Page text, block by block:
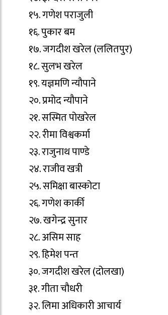
१५. गणेश पराजुली
१६. पुकार बम
१७. जगदीश खरेल (ललितपुर)
१८. सुलभ खरेल
१९. यज्ञमणि न्यौपाने
२०. प्रमोद न्यौपाने
२१. सस्मित पोखरेल
२२. रीमा विश्वकर्मा
२३. राजुनाथ पाण्डे
२४. राजीव खत्री
२५. समिक्षा बास्कोटा
२६. गणेश कार्की
२७. खगेन्द्र सुनार
२८. असिम साह
२९. हिमेश पन्त
३०. जगदीश खरेल (दोलखा)
३१. गीता चौधरी
३२. लिमा अधिकारी आचार्य